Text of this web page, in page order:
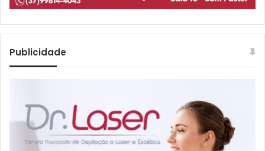
Publicidade